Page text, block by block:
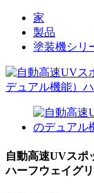
家
製品
塗装機シリ
自動高速UVスポ
ハーフウェイグ